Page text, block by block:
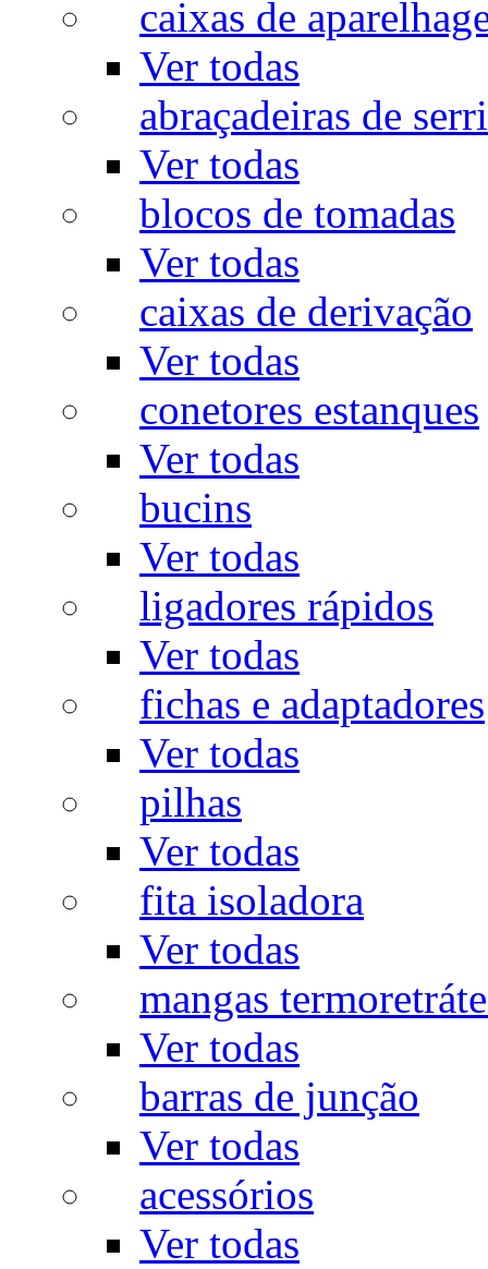
caixas de
Ver todas
abraçadeiras de
Ver todas
blocos de tomadas
Ver todas
caixas de derivação
Ver todas
conetores estanques
Ver todas
bucins
Ver todas
ligadores rápidos
Ver todas
fichas e adaptadores
Ver todas
pilhas
Ver todas
fita isoladora
Ver todas
mangas
Ver todas
barras de junção
Ver todas
acessórios
Ver todas